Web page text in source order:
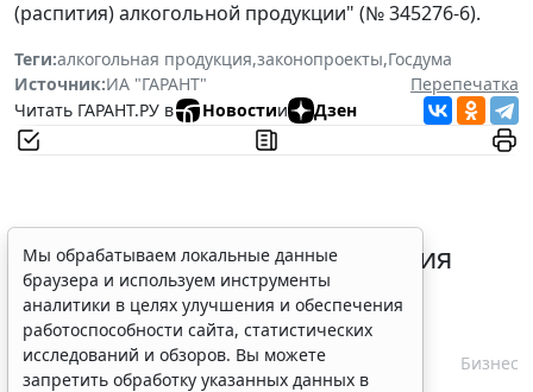
(распития) алкогольной продукции" (№ 345276-6).
Теги:алкогольная продукция,законопроекты,Госдума
Источник:ИА "ГАРАНТ"
Перепечатка
Читать ГАРАНТ.РУ в
Новостии Дзен
Срок согласования заключения
контракта с единственным
контрагентом сократили
7 августа 2026 16:55 Бизнес
Мы обрабатываем локальные данные
браузера и используем инструменты
аналитики в целях улучшения и обеспечения
работоспособности сайта, статистических
исследований и обзоров. Вы можете
запретить обработку указанных данных в